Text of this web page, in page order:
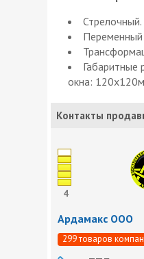
Стрелочный.
Переменный
Габаритные
окна:
Контакты
4
Ардамакс ООО
299 товаров